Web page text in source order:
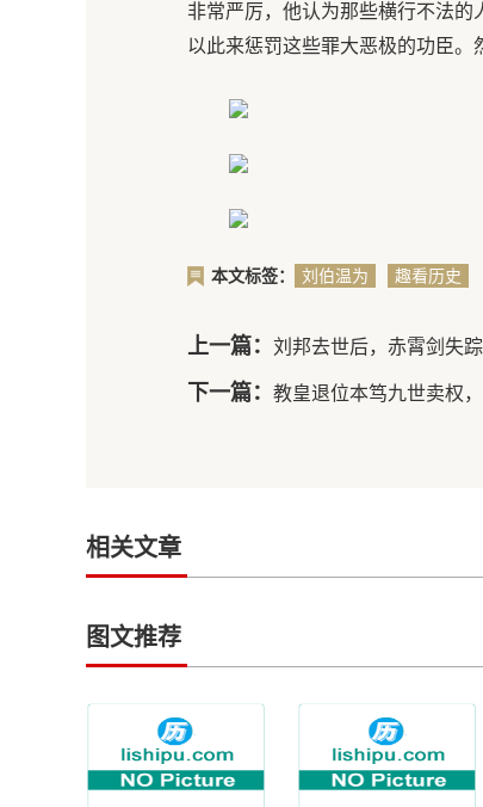
非常严厉，他认为那些横行不法的
以此来惩罚这些罪大恶极的功臣。
本文标签：
刘伯温为
荣华富
选择告老
趣看历史
上一篇： 刘邦去世后，赤霄剑失
下一篇： 教皇退位本笃九世卖权
相关文章
图文推荐